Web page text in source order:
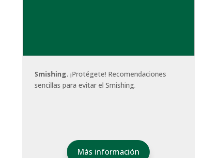
Smishing. ¡Protégete! Recomendaciones
sencillas para evitar el Smishing.
Más información